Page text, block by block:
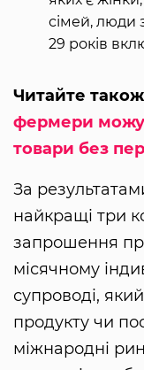
сімей, люди
29 років
Читайте
фермери
товари без
За
найкращі три
запрошення
місячному
супроводі,
продукту чи
міжнародні